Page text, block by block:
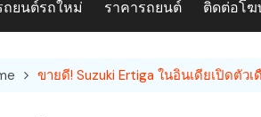
ถยนต์รถใหม่ ราคารถยนต์ ติดต่อโ
ขายดี! Suzuki Ertiga ในอินเดียเปิดตั